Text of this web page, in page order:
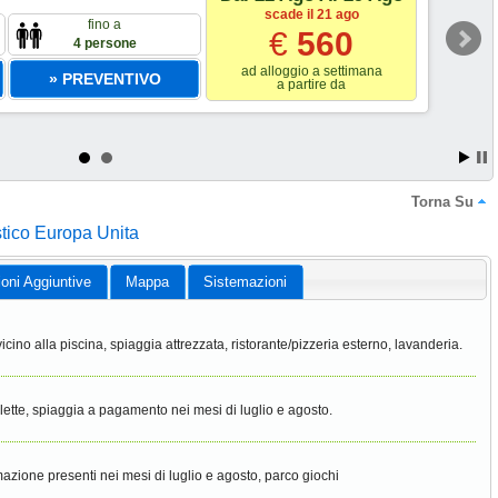
fino a
4 persone
» PREVENTIVO
scade il 21 ago
€ 560
ad alloggio a settimana
a partire da
Torna Su
Europa Unita
Aggiuntive Mappa Sistemazioni
alla piscina, spiaggia attrezzata, ristorante/pizzeria esterno, lavanderia.
spiaggia a pagamento nei mesi di luglio e agosto.
presenti nei mesi di luglio e agosto, parco giochi